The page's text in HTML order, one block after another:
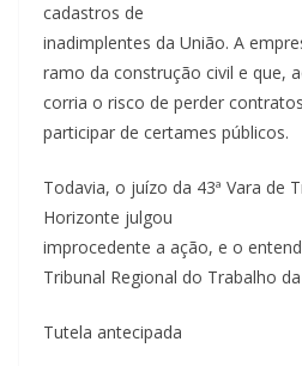
cadastros de
inadimplentes da União. A
ramo da construção civil e que,
corria o risco de perder
participar de certames públicos.
Todavia, o juízo da 43ª Vara de
Horizonte julgou
improcedente a ação, e o
Tribunal Regional do Trabalho
Tutela antecipada